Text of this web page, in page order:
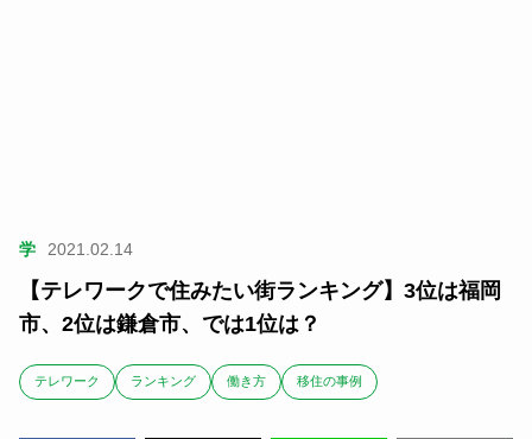
学 2021.02.14
【テレワークで住みたい街ランキング】3位は福岡
市、2位は鎌倉市、では1位は？
テレワーク ランキング 働き方 移住の事例